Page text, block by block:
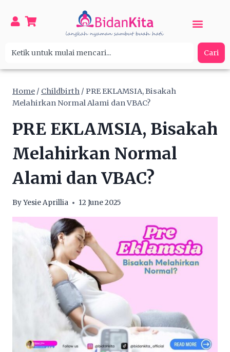
Cari
Home / Childbirth / PRE EKLAMSIA, Bisakah
Melahirkan Normal Alami dan VBAC?
PRE EKLAMSIA, Bisakah
Melahirkan Normal
Alami dan VBAC?
ByYesie Aprillia 12 June 2025